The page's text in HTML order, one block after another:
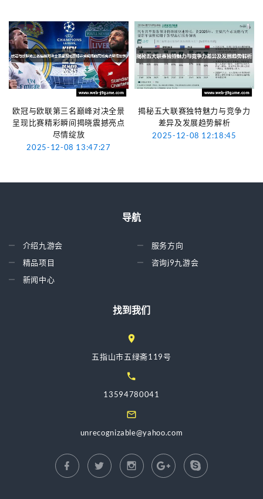
欧冠与欧联第三名巅峰对决全景
呈现比赛精彩瞬间揭晓震撼亮点
尽情绽放
2025-12-08 13:47:27
揭秘五大联赛独特魅力与竞争力
差异及发展趋势解析
2025-12-08 12:18:45
导航
介绍九游会
精品项目
新闻中心
服务方向
咨询j9九游会
找到我们
五指山市五绿斋119号
13594780041
unrecognizable@yahoo.com